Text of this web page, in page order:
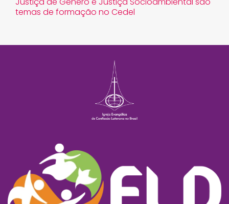
temas de formação no Cedel